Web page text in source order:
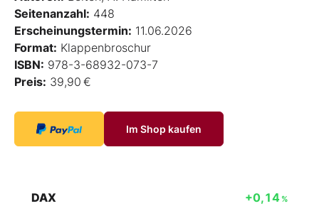
Seitenanzahl: 448
Erscheinungstermin: 11.06.2026
Format: Klappenbroschur
ISBN: 978-3-68932-073-7
Preis: 39,90 €
Im Shop kaufen
DAX +0,14 %